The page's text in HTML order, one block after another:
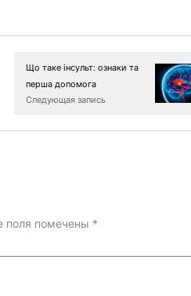
Що таке інсульт: ознаки та
перша допомога
Следующая запись
поля помечены *